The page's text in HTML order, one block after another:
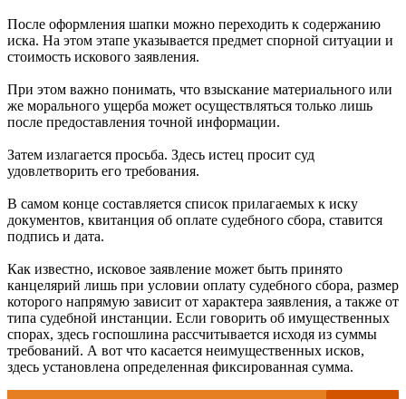
После оформления шапки можно переходить к содержанию
иска. На этом этапе указывается предмет спорной ситуации и
стоимость искового заявления.
При этом важно понимать, что взыскание материального или
же морального ущерба может осуществляться только лишь
после предоставления точной информации.
Затем излагается просьба. Здесь истец просит суд
удовлетворить его требования.
В самом конце составляется список прилагаемых к иску
документов, квитанция об оплате судебного сбора, ставится
подпись и дата.
Как известно, исковое заявление может быть принято
канцелярий лишь при условии оплату судебного сбора, размер
которого напрямую зависит от характера заявления, а также от
типа судебной инстанции. Если говорить об имущественных
спорах, здесь госпошлина рассчитывается исходя из суммы
требований. А вот что касается неимущественных исков,
здесь установлена определенная фиксированная сумма.